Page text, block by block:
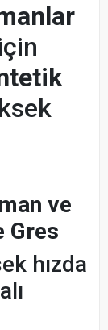
ve
Gres
hızda